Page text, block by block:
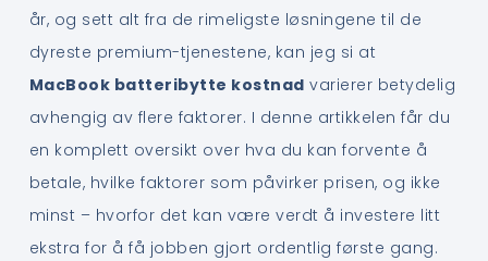
år, og sett alt fra de rimeligste løsningene til de
dyreste premium-tjenestene, kan jeg si at
MacBook batteribytte kostnad varierer betydelig
avhengig av flere faktorer. I denne artikkelen får du
en komplett oversikt over hva du kan forvente å
betale, hvilke faktorer som påvirker prisen, og ikke
minst – hvorfor det kan være verdt å investere litt
ekstra for å få jobben gjort ordentlig første gang.